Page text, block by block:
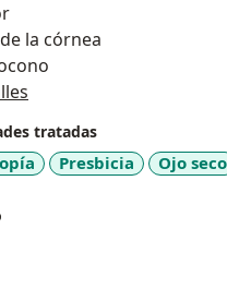
la córnea
tratadas
Presbicia Ojo seco